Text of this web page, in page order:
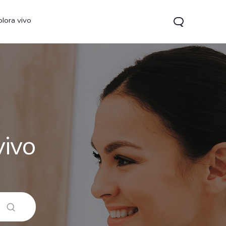
vivo
Y31 5G vivo Watch GT 2